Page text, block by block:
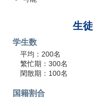
生
学生数
平均：200名
繁忙期：300名
閑散期：100名
国籍割合